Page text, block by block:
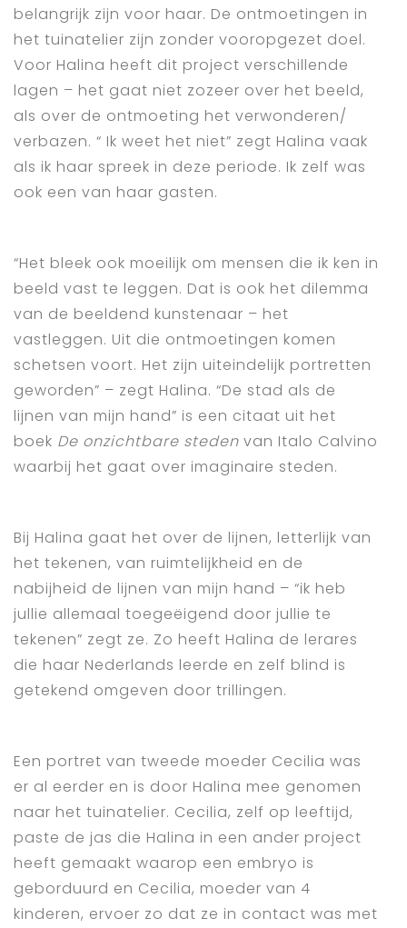
belangrijk zijn voor haar. De ontmoetingen in
het tuinatelier zijn zonder vooropgezet doel.
Voor Halina heeft dit project verschillende
lagen – het gaat niet zozeer over het beeld,
als over de ontmoeting het verwonderen/
verbazen. “ Ik weet het niet” zegt Halina vaak
als ik haar spreek in deze periode. Ik zelf was
ook een van haar gasten.
“Het bleek ook moeilijk om mensen die ik ken in
beeld vast te leggen. Dat is ook het dilemma
van de beeldend kunstenaar – het
vastleggen. Uit die ontmoetingen komen
schetsen voort. Het zijn uiteindelijk portretten
geworden” – zegt Halina. “De stad als de
lijnen van mijn hand” is een citaat uit het
boek De onzichtbare steden van Italo Calvino
waarbij het gaat over imaginaire steden.
Bij Halina gaat het over de lijnen, letterlijk van
het tekenen, van ruimtelijkheid en de
nabijheid de lijnen van mijn hand – “ik heb
jullie allemaal toegeëigend door jullie te
tekenen” zegt ze. Zo heeft Halina de lerares
die haar Nederlands leerde en zelf blind is
getekend omgeven door trillingen.
Een portret van tweede moeder Cecilia was
er al eerder en is door Halina mee genomen
naar het tuinatelier. Cecilia, zelf op leeftijd,
paste de jas die Halina in een ander project
heeft gemaakt waarop een embryo is
geborduurd en Cecilia, moeder van 4
kinderen, ervoer zo dat ze in contact was met